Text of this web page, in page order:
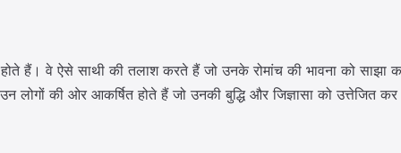
हैं। वे ऐसे साथी की तलाश करते हैं जो उनके रोमांच की भावना को साझा
लोगों की ओर आकर्षित होते हैं जो उनकी बुद्धि और जिज्ञासा को उत्तेजित